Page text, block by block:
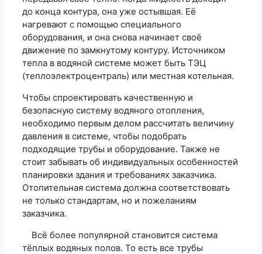
до конца контура, она уже остывшая. Её
нагревают с помощью специального
оборудования, и она снова начинает своё
движение по замкнутому контуру. Источником
тепла в водяной системе может быть ТЭЦ
(теплоэлектроцентраль) или местная котельная.
Чтобы спроектировать качественную и
безопасную систему водяного отопления,
необходимо первым делом рассчитать величину
давления в системе, чтобы подобрать
подходящие трубы и оборудование. Также не
стоит забывать об индивидуальных особенностей
планировки здания и требованиях заказчика.
Отопительная система должна соответствовать
не только стандартам, но и пожеланиям
заказчика.
Всё более популярной становится система
тёплых водяных полов. То есть все трубы